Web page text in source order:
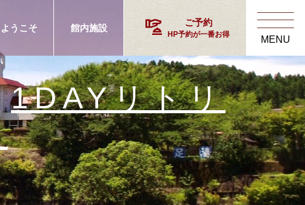
ようこそ 館内施設 concierge ご予約
HP予約が一番お得 MENU
1DAYリトリ